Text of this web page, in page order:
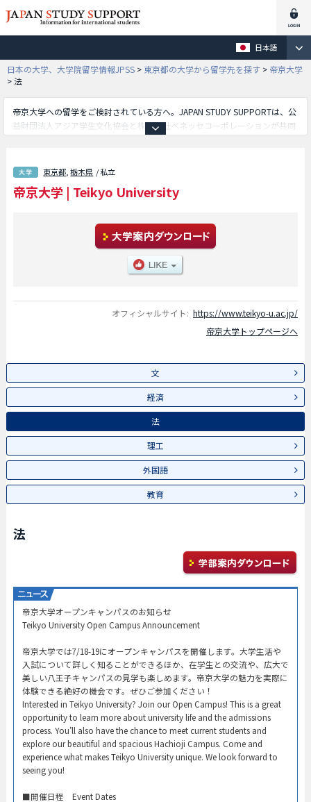
日本語
日本の大学、大学院留学情報JPSS > 東京都の大学から留学先を探す > 帝京大学
>法
帝京大学への留学をご検討されている方へ。JAPAN STUDY SUPPORTは、公
益財団法人アジア学生文化協会と株式会社ベネッセコーポレーションが共同
報も掲載していますので、帝京大学に関する留学情報をお探しの方は是非ご
利用下さい。その他、外国人留学生募集をしている約1,300校の大学・大学
院・短大・専門学校情報も掲載しています。
東京都 ,栃木県 / 私立
帝京大学 | Teikyo University
オフィシャルサイト: https://www.teikyo-u.ac.jp/
帝京大学トップページへ
文
経済
法
理工
外国語
教育
法
帝京大学オープンキャンパスのお知らせ​
Teikyo University Open Campus Announcement​
帝京大学では7/18-19にオープンキャンパスを開催します。大学生活や
入試について詳しく知ることができるほか、在学生との交流や、広大で
美しい八王子キャンパスの見学も楽しめます。帝京大学の魅力を実際に
体験できる絶好の機会です。ぜひご参加ください！
Interested in Teikyo University? Join our Open Campus! This is a great
opportunity to learn more about university life and the admissions
process. You’ll also have the chance to meet current students and
explore our beautiful and spacious Hachioji Campus. Come and
experience what makes Teikyo University unique. We look forward to
seeing you!
​■開催日程 Event Dates​